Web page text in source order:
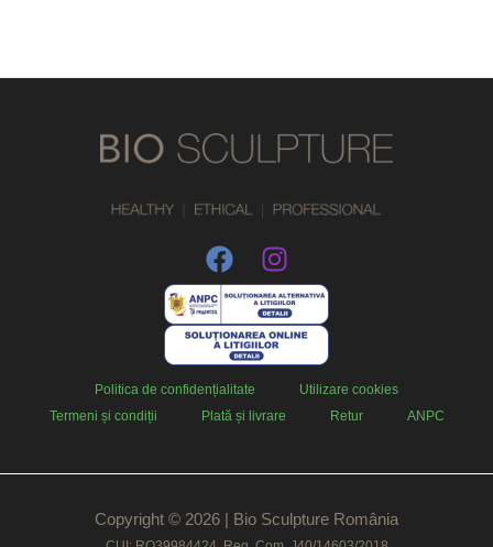
Politica de confidențialitate
Utilizare cookies
Termeni și condiții
Plată și livrare Retur ANPC
Copyright © 2026 | Bio Sculpture România